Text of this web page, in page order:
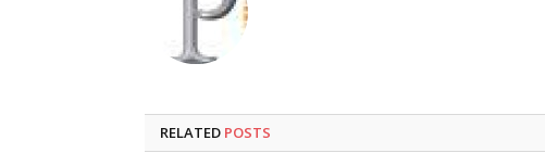
RELATED POSTS